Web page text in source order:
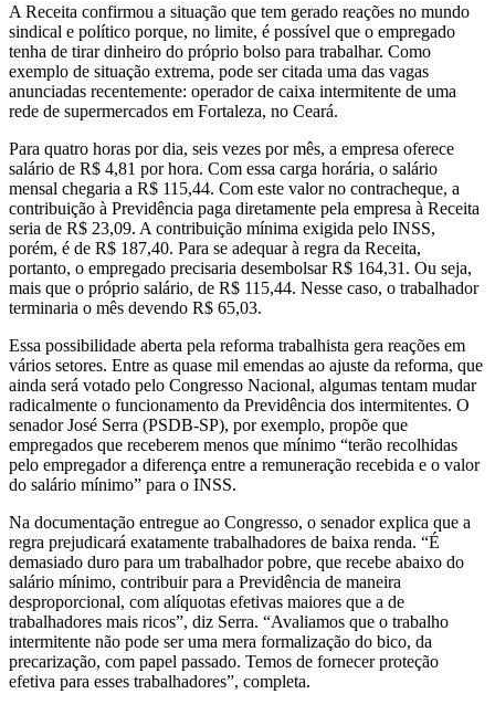
A Receita confirmou a situação que tem gerado reações no mundo
sindical e político porque, no limite, é possível que o empregado
tenha de tirar dinheiro do próprio bolso para trabalhar. Como
exemplo de situação extrema, pode ser citada uma das vagas
anunciadas recentemente: operador de caixa intermitente de uma
rede de supermercados em Fortaleza, no Ceará.
Para quatro horas por dia, seis vezes por mês, a empresa oferece
salário de R$ 4,81 por hora. Com essa carga horária, o salário
mensal chegaria a R$ 115,44. Com este valor no contracheque, a
contribuição à Previdência paga diretamente pela empresa à Receita
seria de R$ 23,09. A contribuição mínima exigida pelo INSS,
porém, é de R$ 187,40. Para se adequar à regra da Receita,
portanto, o empregado precisaria desembolsar R$ 164,31. Ou seja,
mais que o próprio salário, de R$ 115,44. Nesse caso, o trabalhador
terminaria o mês devendo R$ 65,03.
Essa possibilidade aberta pela reforma trabalhista gera reações em
vários setores. Entre as quase mil emendas ao ajuste da reforma, que
ainda será votado pelo Congresso Nacional, algumas tentam mudar
radicalmente o funcionamento da Previdência dos intermitentes. O
senador José Serra (PSDB-SP), por exemplo, propõe que
empregados que receberem menos que mínimo “terão recolhidas
pelo empregador a diferença entre a remuneração recebida e o valor
do salário mínimo” para o INSS.
Na documentação entregue ao Congresso, o senador explica que a
regra prejudicará exatamente trabalhadores de baixa renda. “É
demasiado duro para um trabalhador pobre, que recebe abaixo do
salário mínimo, contribuir para a Previdência de maneira
desproporcional, com alíquotas efetivas maiores que a de
trabalhadores mais ricos”, diz Serra. “Avaliamos que o trabalho
intermitente não pode ser uma mera formalização do bico, da
precarização, com papel passado. Temos de fornecer proteção
efetiva para esses trabalhadores”, completa.